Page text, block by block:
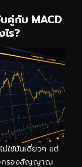
คู่กับ MACD
ร?
ใช้มันเดี่ยวๆ แต่
อกรองสัญญาณ